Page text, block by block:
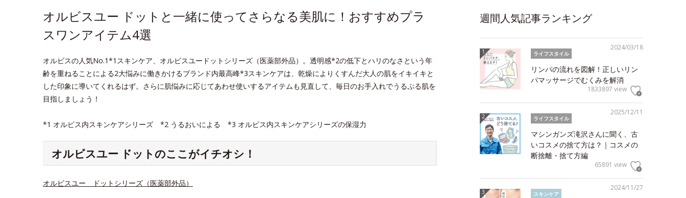
オルビスユー ドットと一緒に使ってさらなる美肌に！おすすめプラ
スワンアイテム4選
オルビスの人気No.1*1スキンケア、オルビスユードットシリーズ（医薬部外品）。透明感*2の低下とハリのなさという年
齢を重ねることによる2大悩みに働きかけるブランド内最高峰*3スキンケアは、乾燥によりくすんだ大人の肌をイキイキと
した印象に導いてくれるはず。さらに肌悩みに応じてあわせ使いするアイテムも見直して、毎日のお手入れでうるぷる肌を
目指しましょう！
*1 オルビス内スキンケアシリーズ *2 うるおいによる *3 オルビス内スキンケアシリーズの保湿力
オルビスユー ドットのここがイチオシ！
オルビスユー ドットシリーズ（医薬部外品）
週間人気記事ランキング
2024/03/18
ライフスタイル
リンパの流れを図解！正しいリン
パマッサージでむくみを解消
1833897 view
2025/12/11
ライフスタイル
マシンガンズ滝沢さんに聞く、古
いコスメの捨て方は？｜コスメの
断捨離・捨て方編
65891 view
2024/11/27
スキンケア